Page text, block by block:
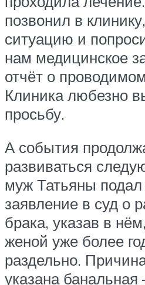
позвонил в
ситуацию и
нам медицинское
отчёт о
Клиника любезно
просьбу.
А события
развиваться
муж Татьяны подал
заявление в суд о
брака, указав в
женой уже более
раздельно.
указана